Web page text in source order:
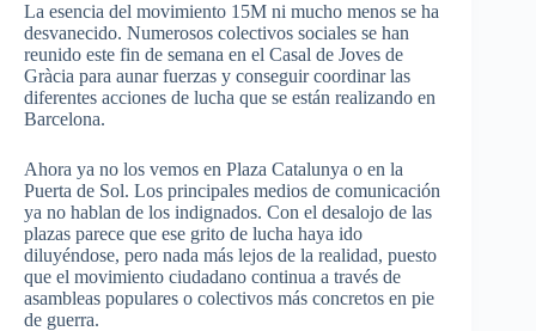
La esencia del movimiento 15M ni mucho menos se ha
desvanecido. Numerosos colectivos sociales se han
reunido este fin de semana en el Casal de Joves de
Gràcia para aunar fuerzas y conseguir coordinar las
diferentes acciones de lucha que se están realizando en
Barcelona.
Ahora ya no los vemos en Plaza Catalunya o en la
Puerta de Sol. Los principales medios de comunicación
ya no hablan de los indignados. Con el desalojo de las
plazas parece que ese grito de lucha haya ido
diluyéndose, pero nada más lejos de la realidad, puesto
que el movimiento ciudadano continua a través de
asambleas populares o colectivos más concretos en pie
de guerra.